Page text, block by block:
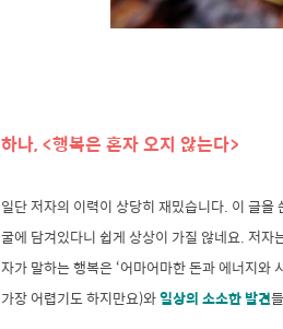
하나, <행복은 혼자 오지 않는다>
일단 저자의 이력이 상당히 재밌습니다. 이 글
굴에 담겨있다니 쉽게 상상이 가질 않네요. 저
자가 말하는 행복은 ‘어마어마한 돈과 에너지와
가장 어렵기도 하지만요)와일상의 소소한 발견